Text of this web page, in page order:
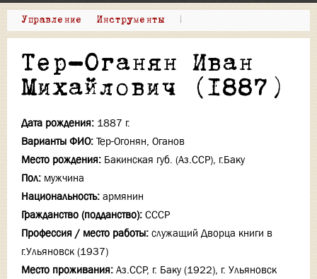
Управление Инструменты |
Тер-Оганян Иван
Михайлович (1887)
Дата рождения: 1887 г.
Варианты ФИО: Тер-Огонян, Оганов
Место рождения: Бакинская губ. (Аз.ССР), г.Баку
Пол: мужчина
Национальность: армянин
Гражданство (подданство): СССР
Профессия / место работы: служащий Дворца книги в
г.Ульяновск (1937)
Место проживания: Аз.ССР, г. Баку (1922), г. Ульяновск